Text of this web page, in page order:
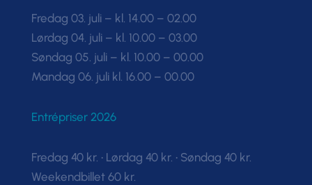
Fredag 03. juli – kl. 14.00 – 02.00
Lørdag 04. juli – kl. 10.00 – 03.00
Søndag 05. juli – kl. 10.00 – 00.00
Mandag 06. juli kl. 16.00 – 00.00
Entrépriser 2026
Fredag 40 kr. • Lørdag 40 kr. • Søndag 40 kr.
Weekendbillet 60 kr.